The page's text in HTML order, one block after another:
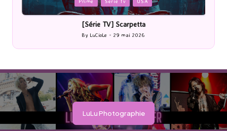
in
[Série TV] Scarpetta
Posted
by
By LuCioLe 29 mai 2026
LuLu Photographie